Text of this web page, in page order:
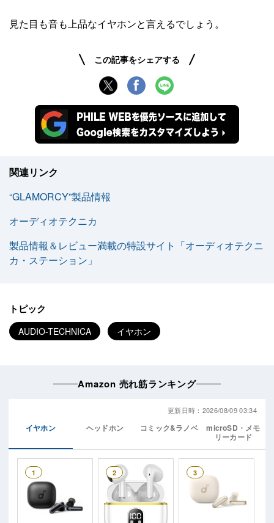
見た目も音も上品なイヤホンと言えるでしょう。
この記事をシェアする
関連リンク
“GLAMORCY”製品情報
オーディオテクニカ
製品情報＆レビュー満載の特設サイト「オーディオテクニ
カ・ステーション」
トピック
AUDIO-TECHNICA イヤホン